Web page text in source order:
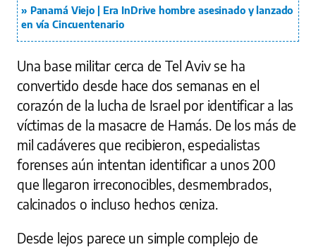
Panamá Viejo | Era InDrive hombre asesinado y lanzado
en vía Cincuentenario
Una base militar cerca de Tel Aviv se ha
convertido desde hace dos semanas en el
corazón de la lucha de Israel por identificar a las
víctimas de la masacre de Hamás. De los más de
mil cadáveres que recibieron, especialistas
forenses aún intentan identificar a unos 200
que llegaron irreconocibles, desmembrados,
calcinados o incluso hechos ceniza.
Desde lejos parece un simple complejo de